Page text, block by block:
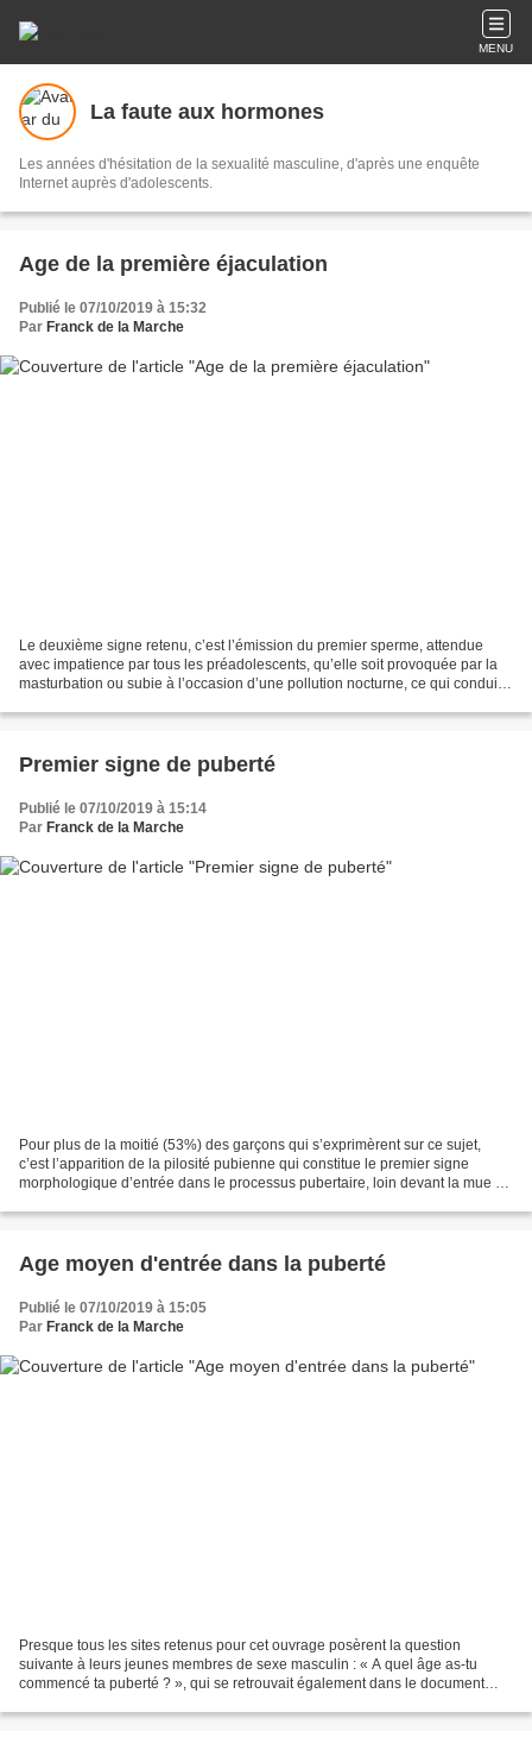
MENU
La faute aux hormones
Les années d'hésitation de la sexualité masculine, d'après une enquête
Internet auprès d'adolescents.
Age de la première éjaculation
Publié le 07/10/2019 à 15:32
Par Franck de la Marche
Le deuxième signe retenu, c’est l’émission du premier sperme, attendue
avec impatience par tous les préadolescents, qu’elle soit provoquée par la
masturbation ou subie à l’occasion d’une pollution nocturne, ce qui conduit à
Premier signe de puberté
Publié le 07/10/2019 à 15:14
Par Franck de la Marche
Pour plus de la moitié (53%) des garçons qui s’exprimèrent sur ce sujet,
c’est l’apparition de la pilosité pubienne qui constitue le premier signe
morphologique d’entrée dans le processus pubertaire, loin devant la mue de
Age moyen d'entrée dans la puberté
Publié le 07/10/2019 à 15:05
Par Franck de la Marche
Presque tous les sites retenus pour cet ouvrage posèrent la question
suivante à leurs jeunes membres de sexe masculin : « A quel âge as-tu
commencé ta puberté ? », qui se retrouvait également dans le document